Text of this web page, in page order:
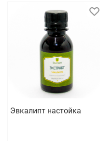
Эвкалипт настойка